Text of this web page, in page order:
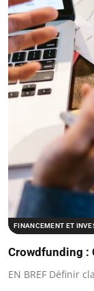
FINANCEMENT ET
Crowdfunding :
EN BREF Définir